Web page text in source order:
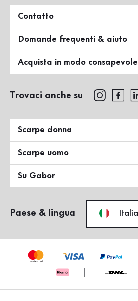
Contatto
Domande frequenti & aiuto
Acquista in modo consapevole
Trovaci anche su
Scarpe donna
Scarpe uomo
Su Gabor
Paese & lingua Italia